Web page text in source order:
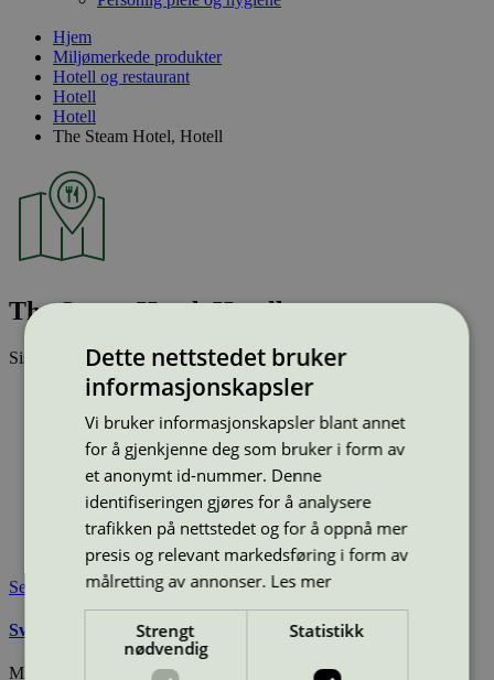
Hjem
Miljømerkede produkter
Hotell og restaurant
Hotell
Hotell
The Steam Hotel, Hotell
The Steam Hotel, Hotell
Sist oppdatert20 jan 2026
Type: Hotell
Lisensnummer:
3055 0482
Miljømerke: Svanemerket
Merkevare:
The Steam Hotel
Merkevare nettside: https://www.steamhotel.se/
Lisensinnehaver: ESS Hotel Group AB
Lisensinnehaver nettside: https://www.essgroup.se/
Tilgjengelig i: Sverige
Se også
Svanemerkets krav til hoteller og andre overnattingssteder
Miljømerking Norge
Dette nettstedet bruker
informasjonskapsler
Vi bruker informasjonskapsler blant annet
for å gjenkjenne deg som bruker i form av
et anonymt id-nummer. Denne
identifiseringen gjøres for å analysere
trafikken på nettstedet og for å oppnå mer
presis og relevant markedsføring i form av
målretting av annonser. Les mer
Strengt
nødvendig
Statistikk